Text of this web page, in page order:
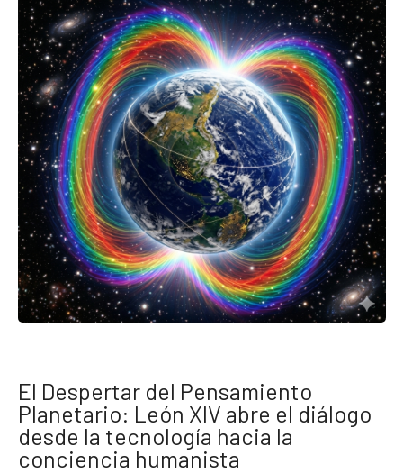
El Despertar del Pensamiento
Planetario: León XIV abre el diálogo
desde la tecnología hacia la
conciencia humanista